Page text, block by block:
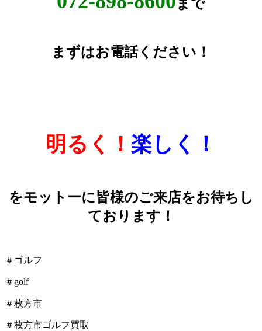
まで
まずはお電話ください！
明るく！ 楽しく！
をモットーに皆様のご来店をお待ちし
ております！
＃ゴルフ
＃golf
＃枚方市
＃枚方市ゴルフ買取